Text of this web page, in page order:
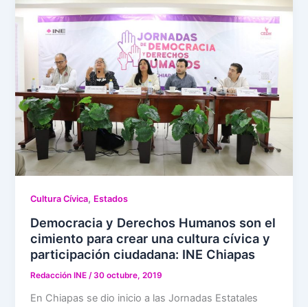
Cultura Cívica, Estados
Democracia y Derechos Humanos son el
cimiento para crear una cultura cívica y
participación ciudadana: INE Chiapas
Redacción INE/30 octubre, 2019
En Chiapas se dio inicio a las Jornadas Estatales